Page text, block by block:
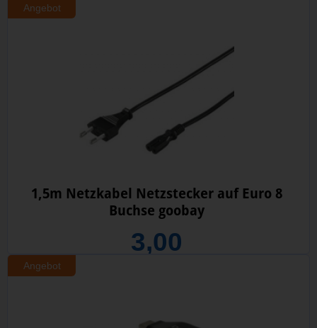
Angebot
1,5m Netzkabel Netzstecker auf Euro 8
Buchse goobay
3,00
Angebot